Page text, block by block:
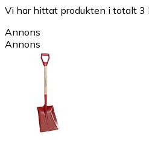
Vi har hittat produkten i totalt 3
Annons
Annons